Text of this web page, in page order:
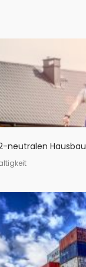
neutralen Hausbau